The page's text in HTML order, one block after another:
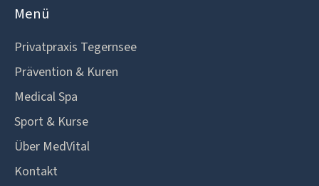
Menü
Privatpraxis Tegernsee
Prävention & Kuren
Medical Spa
Sport & Kurse
Über MedVital
Kontakt